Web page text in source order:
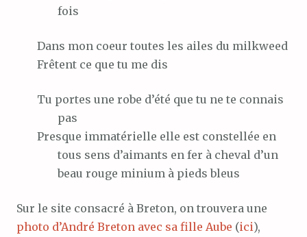
fois
Dans mon coeur toutes les ailes du milkweed
Frêtent ce que tu me dis
Tu portes une robe d’été que tu ne te connais
pas
Presque immatérielle elle est constellée en
tous sens d’aimants en fer à cheval d’un
beau rouge minium à pieds bleus
Sur le site consacré à Breton, on trouvera une
photo d’André Breton avec sa fille Aube (ici),